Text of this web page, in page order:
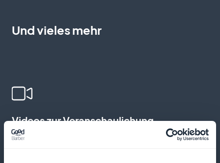
Und vieles mehr
Videos zur Veranschaulichung
philosophischer Konzepte hinzufügen